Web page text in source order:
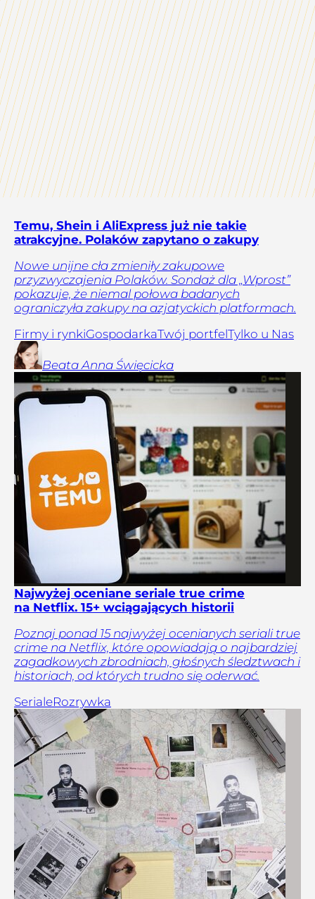
Temu, Shein i AliExpress już nie takie
atrakcyjne. Polaków zapytano o zakupy
Nowe unijne cła zmieniły zakupowe
przyzwyczajenia Polaków. Sondaż dla „Wprost”
pokazuje, że niemal połowa badanych
ograniczyła zakupy na azjatyckich platformach.
Firmy i rynkiGospodarkaTwój portfelTylko u Nas
Beata Anna Święcicka
Najwyżej oceniane seriale true crime
na Netflix. 15+ wciągających historii
Poznaj ponad 15 najwyżej ocenianych seriali true
crime na Netflix, które opowiadają o najbardziej
zagadkowych zbrodniach, głośnych śledztwach i
historiach, od których trudno się oderwać.
SerialeRozrywka